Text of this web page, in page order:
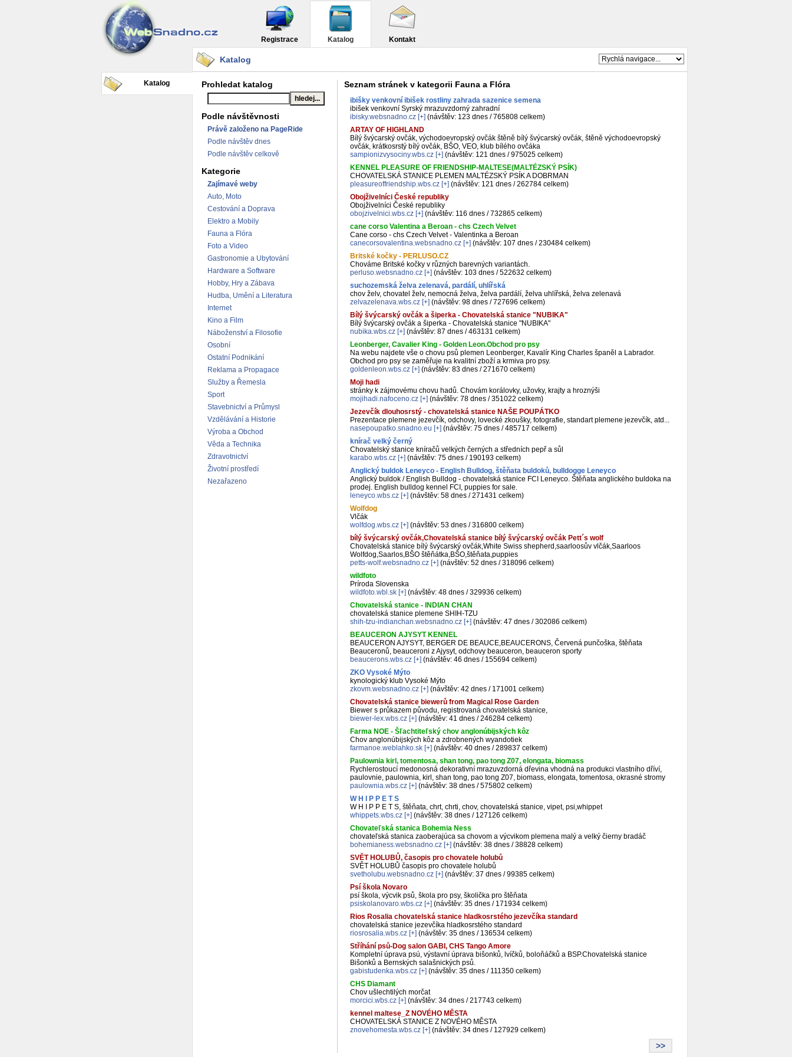
Registrace Katalog Kontakt
Katalog
Katalog
Prohledat katalog
Podle návštěvnosti
Právě založeno na PageRide
Podle návštěv dnes
Podle návštěv celkově
Kategorie
Zajímavé weby
Auto, Moto
Cestování a Doprava
Elektro a Mobily
Fauna a Flóra
Foto a Video
Gastronomie a Ubytování
Hardware a Software
Hobby, Hry a Zábava
Hudba, Umění a Literatura
Internet
Kino a Film
Náboženství a Filosofie
Osobní
Ostatní Podnikání
Reklama a Propagace
Služby a Řemesla
Sport
Stavebnictví a Průmysl
Vzdělávání a Historie
Výroba a Obchod
Věda a Technika
Zdravotnictví
Životní prostředí
Nezařazeno
Seznam stránek v kategorii Fauna a Flóra
ibišky venkovní ibišek rostliny zahrada sazenice semena
ibišek venkovní Syrský mrazuvzdorný zahradní
ibisky.websnadno.cz [+] (návštěv: 123 dnes / 765808 celkem)
ARTAY OF HIGHLAND
Bílý švýcarský ovčák, východoevropský ovčák štěně bílý švýcarský ovčák, štěně východoevropský
ovčák, krátkosrstý bílý ovčák, BŠO, VEO, klub bílého ovčáka
sampionizvysociny.wbs.cz [+] (návštěv: 121 dnes / 975025 celkem)
KENNEL PLEASURE OF FRIENDSHIP-MALTESE(MALTÉZSKÝ PSÍK)
CHOVATELSKÁ STANICE PLEMEN MALTÉZSKÝ PSÍK A DOBRMAN
pleasureoffriendship.wbs.cz [+] (návštěv: 121 dnes / 262784 celkem)
Obojživelníci České republiky
Obojživelníci České republiky
obojzivelnici.wbs.cz [+] (návštěv: 116 dnes / 732865 celkem)
cane corso Valentina a Beroan - chs Czech Velvet
Cane corso - chs Czech Velvet - Valentinka a Beroan
canecorsovalentina.websnadno.cz [+] (návštěv: 107 dnes / 230484 celkem)
Britské kočky - PERLUSO.CZ
Chováme Britské kočky v různých barevných variantách.
perluso.websnadno.cz [+] (návštěv: 103 dnes / 522632 celkem)
suchozemská želva zelenavá, pardálí, uhlířská
chov želv, chovatel želv, nemocná želva, želva pardálí, želva uhlířská, želva zelenavá
zelvazelenava.wbs.cz [+] (návštěv: 98 dnes / 727696 celkem)
Bílý švýcarský ovčák a šiperka - Chovatelská stanice "NUBIKA"
Bílý švýcarský ovčák a šiperka - Chovatelská stanice "NUBIKA"
nubika.wbs.cz [+] (návštěv: 87 dnes / 463131 celkem)
Leonberger, Cavalier King - Golden Leon.Obchod pro psy
Na webu najdete vše o chovu psů plemen Leonberger, Kavalír King Charles španěl a Labrador.
Obchod pro psy se zaměřuje na kvalitní zboží a krmiva pro psy.
goldenleon.wbs.cz [+] (návštěv: 83 dnes / 271670 celkem)
Moji hadi
stránky k zájmovému chovu hadů. Chovám korálovky, užovky, krajty a hroznýši
mojihadi.nafoceno.cz [+] (návštěv: 78 dnes / 351022 celkem)
Jezevčík dlouhosrstý - chovatelská stanice NAŠE POUPÁTKO
Prezentace plemene jezevčík, odchovy, lovecké zkoušky, fotografie, standart plemene jezevčík, atd...
nasepoupatko.snadno.eu [+] (návštěv: 75 dnes / 485717 celkem)
knírač velký černý
Chovatelský stanice kníračů velkých černých a středních pepř a sůl
karabo.wbs.cz [+] (návštěv: 75 dnes / 190193 celkem)
Anglický buldok Leneyco - English Bulldog, štěňata buldoků, bulldogge Leneyco
Anglický buldok / English Bulldog - chovatelská stanice FCI Leneyco. Štěňata anglického buldoka na
prodej. English bulldog kennel FCI, puppies for sale.
leneyco.wbs.cz [+] (návštěv: 58 dnes / 271431 celkem)
Wolfdog
Vlčák
wolfdog.wbs.cz [+] (návštěv: 53 dnes / 316800 celkem)
bílý švýcarský ovčák,Chovatelská stanice bílý švýcarský ovčák Pett´s wolf
Chovatelská stanice bílý švýcarský ovčák,White Swiss shepherd,saarloosův vlčák,Saarloos
Wolfdog,Saarlos,BŠO štěňátka,BŠO,štěňata,puppies
petts-wolf.websnadno.cz [+] (návštěv: 52 dnes / 318096 celkem)
wildfoto
Príroda Slovenska
wildfoto.wbl.sk [+] (návštěv: 48 dnes / 329936 celkem)
Chovatelská stanice - INDIAN CHAN
chovatelská stanice plemene SHIH-TZU
shih-tzu-indianchan.websnadno.cz [+] (návštěv: 47 dnes / 302086 celkem)
BEAUCERON AJYSYT KENNEL
BEAUCERON AJYSYT, BERGER DE BEAUCE,BEAUCERONS, Červená punčoška, štěňata
Beauceronů, beauceroni z Ajysyt, odchovy beauceron, beauceron sporty
beaucerons.wbs.cz [+] (návštěv: 46 dnes / 155694 celkem)
ZKO Vysoké Mýto
kynologický klub Vysoké Mýto
zkovm.websnadno.cz [+] (návštěv: 42 dnes / 171001 celkem)
Chovatelská stanice biewerů from Magical Rose Garden
Biewer s průkazem původu, registrovaná chovatelská stanice,
biewer-lex.wbs.cz [+] (návštěv: 41 dnes / 246284 celkem)
Farma NOE - Šľachtiteľský chov anglonúbijských kôz
Chov anglonúbijských kôz a zdrobnených wyandotiek
farmanoe.weblahko.sk [+] (návštěv: 40 dnes / 289837 celkem)
Paulownia kirl, tomentosa, shan tong, pao tong Z07, elongata, biomass
Rychlerostoucí medonosná dekorativní mrazuvzdorná dřevina vhodná na produkci vlastního dříví,
paulovnie, paulownia, kirl, shan tong, pao tong Z07, biomass, elongata, tomentosa, okrasné stromy
paulownia.wbs.cz [+] (návštěv: 38 dnes / 575802 celkem)
W H I P P E T S
W H I P P E T S, štěňata, chrt, chrti, chov, chovatelská stanice, vipet, psi,whippet
whippets.wbs.cz [+] (návštěv: 38 dnes / 127126 celkem)
Chovateľská stanica Bohemia Ness
chovateľská stanica zaoberajúca sa chovom a výcvikom plemena malý a velký čierny bradáč
bohemianess.websnadno.cz [+] (návštěv: 38 dnes / 38828 celkem)
SVĚT HOLUBŮ, časopis pro chovatele holubů
SVĚT HOLUBŮ časopis pro chovatele holubů
svetholubu.websnadno.cz [+] (návštěv: 37 dnes / 99385 celkem)
Psí škola Novaro
psí škola, výcvik psů, škola pro psy, školička pro štěňata
psiskolanovaro.wbs.cz [+] (návštěv: 35 dnes / 171934 celkem)
Rios Rosalia chovatelská stanice hladkosrstého jezevčíka standard
chovatelská stanice jezevčíka hladkosrstého standard
riosrosalia.wbs.cz [+] (návštěv: 35 dnes / 136534 celkem)
Stříhání psů-Dog salon GABI, CHS Tango Amore
Kompletní úprava psú, výstavní úprava bišonků, lvíčků, boloňáčků a BSP.Chovatelská stanice
Bišonků a Bernských salašnických psů.
gabistudenka.wbs.cz [+] (návštěv: 35 dnes / 111350 celkem)
CHS Diamant
Chov ušlechtilých morčat
morcici.wbs.cz [+] (návštěv: 34 dnes / 217743 celkem)
kennel maltese_Z NOVÉHO MĚSTA
CHOVATELSKÁ STANICE Z NOVÉHO MĚSTA
znovehomesta.wbs.cz [+] (návštěv: 34 dnes / 127929 celkem)
>>